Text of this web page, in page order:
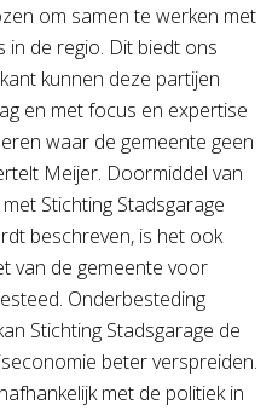
om samen te werken met
in de regio. Dit biedt ons
kunnen deze partijen
en met focus en expertise
waar de gemeente geen
Meijer. Doormiddel van
Stichting Stadsgarage
beschreven, is het ook
van de gemeente voor
Onderbesteding
Stichting Stadsgarage de
beter verspreiden.
met de politiek in